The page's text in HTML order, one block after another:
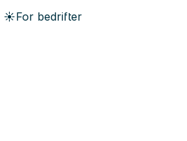
☀️For bedrifter